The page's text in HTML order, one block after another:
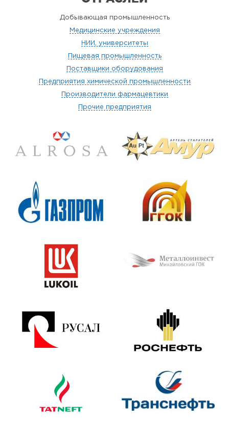
Добывающая промышленность
Медицинские учреждения
НИИ, университеты
Пищевая промышленность
Поставщики оборудования
Предприятия химической промышленности
Производители фармацевтики
Прочие предприятия